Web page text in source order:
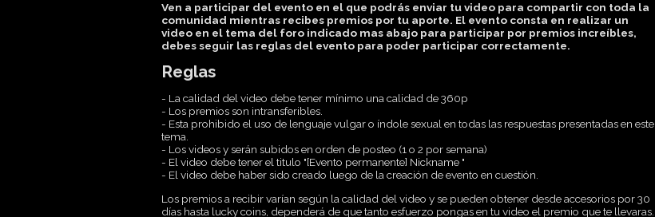
Ven a participar del evento en el que podrás enviar tu video para compartir con toda la
comunidad mientras recibes premios por tu aporte. El evento consta en realizar un
video en el tema del foro indicado mas abajo para participar por premios increíbles,
debes seguir las reglas del evento para poder participar correctamente.
Reglas
- La calidad del video debe tener mínimo una calidad de 360p
- Los premios son intransferibles.
- Esta prohibido el uso de lenguaje vulgar o índole sexual en todas las respuestas presentadas en este
tema.
- Los videos y serán subidos en orden de posteo (1 o 2 por semana)
- El video debe tener el titulo "[Evento permanente] Nickname "
- El video debe haber sido creado luego de la creación de evento en cuestión.
Los premios a recibir varían según la calidad del video y se pueden obtener desde accesorios por 30
días hasta lucky coins, dependerá de que tanto esfuerzo pongas en tu video el premio que te llevaras.